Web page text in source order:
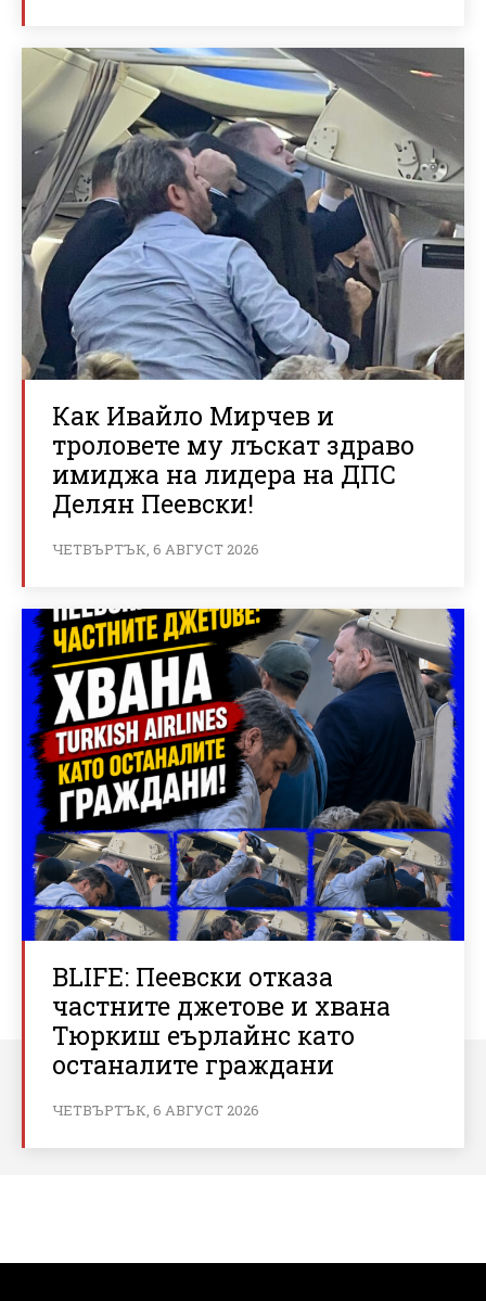
Как Ивайло Мирчев и
троловете му лъскат здраво
имиджа на лидера на ДПС
Делян Пеевски!
ЧЕТВЪРТЪК, 6 АВГУСТ 2026
BLIFE: Пеевски отказа
частните джетове и хвана
Тюркиш еърлайнс като
останалите граждани
ЧЕТВЪРТЪК, 6 АВГУСТ 2026